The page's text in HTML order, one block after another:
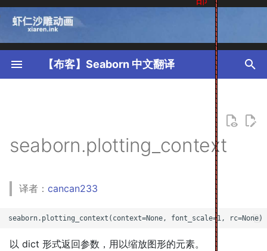
【布客】Seaborn 中文翻译
y
o
seaborn.plotting_context
译者： cancan233
以 dict 形式返回参数，用以缩放图形的元素。